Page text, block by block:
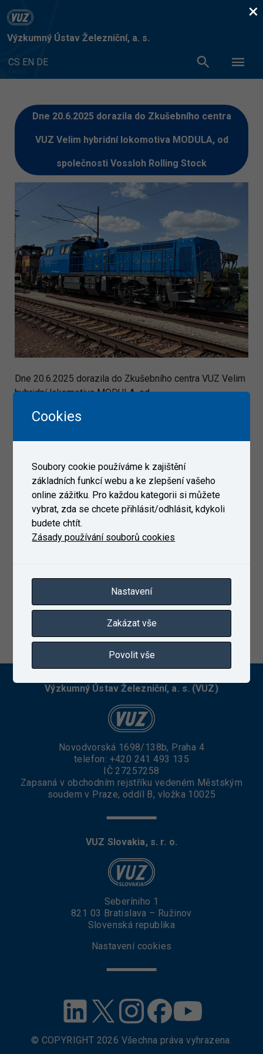
Výzkumný Ústav Železniční, a. s.
CS EN DE
Dne 20.6.2025 dorazila do Zkušebního centra
VUZ Velim hybridní lokomotiva MODULA, od
společnosti Vossloh Rolling Stock
Dne 20.6.2025 dorazila do Zkušebního centra VUZ Velim
hybridní lokomotiva MODULA, od
systémů má i bateriový pohon. Lokomotiva podstoupí
20. 6. 2025
Výzkumný Ústav Železniční, a. s. (VUZ)
Novodvorská 1698/138b, Praha 4
telefon: +420 241 493 135
IČ 27257258
Zapsaná v obchodním rejstříku vedeném Městským
soudem v Praze, oddíl B, vložka 10025
© COPYRIGHT 2026 Všechna práva vyhrazena.
VUZ Slovakia, s. r. o.
Seberíniho 1
821 03 Bratislava – Ružinov
Slovenská republika
Nastavení cookies
×
Cookies
Soubory cookie používáme k zajištění
základních funkcí webu a ke zlepšení vašeho
online zážitku. Pro každou kategorii si můžete
vybrat, zda se chcete přihlásit/odhlásit, kdykoli
budete chtít.
Zásady používání souborů cookies
Nastavení
Zakázat vše
Povolit vše